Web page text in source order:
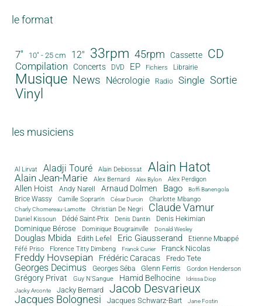
le format
7" 10" - 25 cm 12" 33rpm 45rpm Cassette CD
Compilation Concerts DVD EP Fichiers Librairie
Musique News Nécrologie Radio Single Sortie
Vinyl
les musiciens
Al Lirvat Aladji Touré Alain Debiossat Alain Hatot
Alain Jean-Marie Alex Bernard Alex Bylon Alex Perdigon
Allen Hoist Andy Narell Arnaud Dolmen Bago Boffi Banengola
Brice Wassy Camille Sopran'n César Durcin Charlotte Mbango
Charly Chomereau-Lamotte Christian De Negri Claude Vamur
Daniel Kissoun Dédé Saint-Prix Denis Dantin Denis Hekimian
Dominique Bérose Dominique Bougrainville Donald Wesley
Douglas Mbida Edith Lefel Eric Giausserand Etienne Mbappé
Féfé Priso Florence Titty Dimbeng Franck Curier Franck Nicolas
Freddy Hovsepian Frédéric Caracas Fredo Tete
Georges Decimus Georges Séba Glenn Ferris Gordon Henderson
Grégory Privat Guy N'Sangue Hamid Belhocine
Idrissa Diop
Jacky Arconte
Jacky Bernard Jacob Desvarieux
Jacques Bolognesi Jacques Schwarz-Bart Jane Fostin